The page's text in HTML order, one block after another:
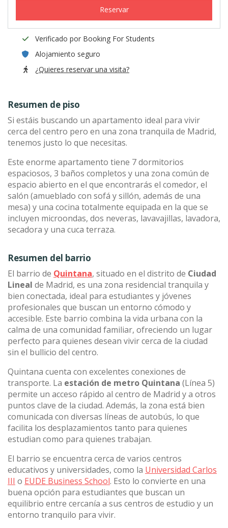
Reservar
Verificado por Booking For Students
Alojamiento seguro
¿Quieres reservar una visita?
Resumen de piso
Si estáis buscando un apartamento ideal para vivir
cerca del centro pero en una zona tranquila de Madrid,
tenemos justo lo que necesitas.
Este enorme apartamento tiene 7 dormitorios
espaciosos, 3 baños completos y una zona común de
espacio abierto en el que encontrarás el comedor, el
salón (amueblado con sofá y sillón, además de una
mesa) y una cocina totalmente equipada en la que se
incluyen microondas, dos neveras, lavavajillas, lavadora,
secadora y una cuca terraza.
Resumen del barrio
El barrio de Quintana, situado en el distrito de Ciudad
Lineal de Madrid, es una zona residencial tranquila y
bien conectada, ideal para estudiantes y jóvenes
profesionales que buscan un entorno cómodo y
accesible. Este barrio combina la vida urbana con la
calma de una comunidad familiar, ofreciendo un lugar
perfecto para quienes desean vivir cerca de la ciudad
sin el bullicio del centro.
Quintana cuenta con excelentes conexiones de
transporte. La estación de metro Quintana (Línea 5)
permite un acceso rápido al centro de Madrid y a otros
puntos clave de la ciudad. Además, la zona está bien
comunicada con diversas líneas de autobús, lo que
facilita los desplazamientos tanto para quienes
estudian como para quienes trabajan.
El barrio se encuentra cerca de varios centros
educativos y universidades, como la Universidad Carlos
III o EUDE Business School. Esto lo convierte en una
buena opción para estudiantes que buscan un
equilibrio entre cercanía a sus centros de estudio y un
entorno tranquilo para vivir.